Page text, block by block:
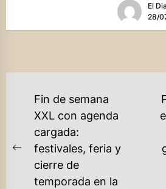
El
28/
NAVEGACIÓN
ENTRADAS
Previous
post:
Fin de semana
XXL con agenda
cargada:
festivales, feria y
cierre de
temporada en la